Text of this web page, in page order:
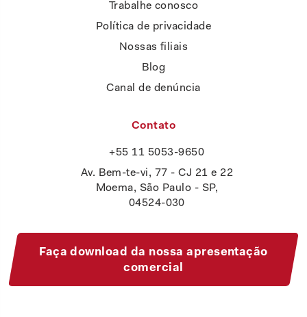
Trabalhe conosco
Política de privacidade
Nossas filiais
Blog
Canal de denúncia
Contato
+55 11 5053-9650
Av. Bem-te-vi, 77 - CJ 21 e 22
Moema, São Paulo - SP,
04524-030
Faça download da nossa apresentação
comercial